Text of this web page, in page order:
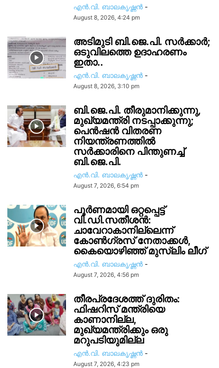
എൻ.വി. ബാലകൃഷ്ണൻ -
August 8, 2026, 4:24 pm
അടിമുടി ബി.ജെ.പി. സർക്കാർ;
ഒടുവിലത്തെ ഉദാഹരണം
ഇതാ..
എൻ.വി. ബാലകൃഷ്ണൻ -
August 8, 2026, 3:10 pm
ബി.ജെ.പി. തീരുമാനിക്കുന്നു,
മുഖ്യമന്ത്രി നടപ്പാക്കുന്നു;
പെൻഷൻ വിതരണ
നിയന്ത്രണത്തിൽ
സ‍ർക്കാരിനെ പിന്തുണച്ച്
ബി.ജെ.പി.
എൻ.വി. ബാലകൃഷ്ണൻ -
August 7, 2026, 6:54 pm
പൂർണമായി ഒറ്റപ്പെട്ട്
വി.ഡി.സതീശൻ:
ചാവേറാകാനില്ലെന്ന്
കോൺഗ്രസ് നേതാക്കൾ,
കൈയൊഴിഞ്ഞ് മുസ്ലിം ലീഗ്
എൻ.വി. ബാലകൃഷ്ണൻ -
August 7, 2026, 4:56 pm
തീരപ്രദേശത്ത് ദുരിതം:
ഫിഷറിസ്‌ മന്ത്രിയെ
കാണാനില്ല,
മുഖ്യമന്ത്രിക്കും ഒരു
മറുപടിയുമില്ല
എൻ.വി. ബാലകൃഷ്ണൻ -
August 7, 2026, 4:23 pm